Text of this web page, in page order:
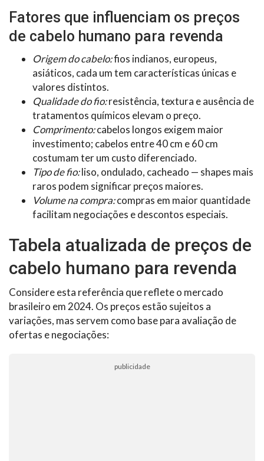
Fatores que influenciam os preços
de cabelo humano para revenda
Origem do cabelo:fios indianos, europeus,
asiáticos, cada um tem características únicas e
valores distintos.
Qualidade do fio:resistência, textura e ausência de
tratamentos químicos elevam o preço.
Comprimento:cabelos longos exigem maior
investimento; cabelos entre 40 cm e 60 cm
costumam ter um custo diferenciado.
Tipo de fio:liso, ondulado, cacheado — shapes mais
raros podem significar preços maiores.
Volume na compra:compras em maior quantidade
facilitam negociações e descontos especiais.
Tabela atualizada de preços de
cabelo humano para revenda
Considere esta referência que reflete o mercado
brasileiro em 2024. Os preços estão sujeitos a
variações, mas servem como base para avaliação de
ofertas e negociações:
publicidade